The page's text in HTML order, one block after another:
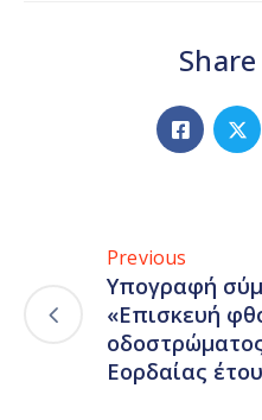
Previous
Υπογραφή
«Επισκευή
Εορδαίας